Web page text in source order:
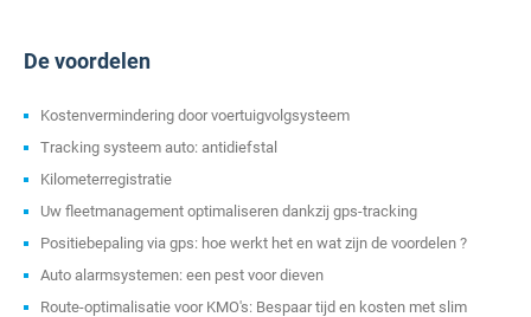
De voordelen
Kostenvermindering door voertuigvolgsysteem
Tracking systeem auto: antidiefstal
Kilometerregistratie
Uw fleetmanagement optimaliseren dankzij gps-tracking
Positiebepaling via gps: hoe werkt het en wat zijn de voordelen ?
Auto alarmsystemen: een pest voor dieven
Route-optimalisatie voor KMO's: Bespaar tijd en kosten met slim